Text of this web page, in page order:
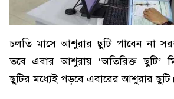
চলতি মাসে আশুরার ছুটি পাবেন না
তবে এবার আশুরায় ‘অতিরিক্ত ছুটি’
ছুটির মধ্যেই পড়বে এবারের আশুরার ছুটি।